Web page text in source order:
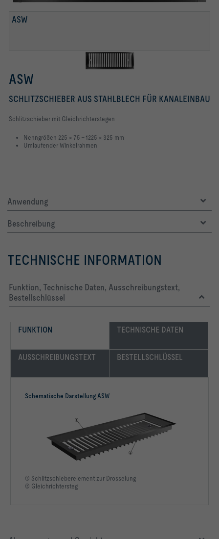
ASW
ASW
SCHLITZSCHIEBER AUS STAHLBLECH FÜR KANALEINBAU
Schlitzschieber mit Gleichrichterstegen
Nenngrößen 225 × 75 – 1225 × 325 mm
Umlaufender Winkelrahmen
Anwendung
Beschreibung
TECHNISCHE INFORMATION
Funktion, Technische Daten, Ausschreibungstext,
Bestellschlüssel
FUNKTION TECHNISCHE DATEN
AUSSCHREIBUNGSTEXT BESTELLSCHLÜSSEL
Schematische Darstellung ASW
① Schlitzschieberelement zur Drosselung
② Gleichrichtersteg